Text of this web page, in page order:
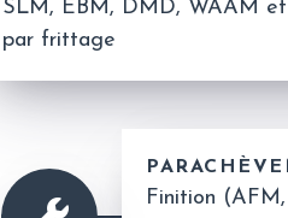
SLM, EBM, DMD, WAAM
par frittage
Finition